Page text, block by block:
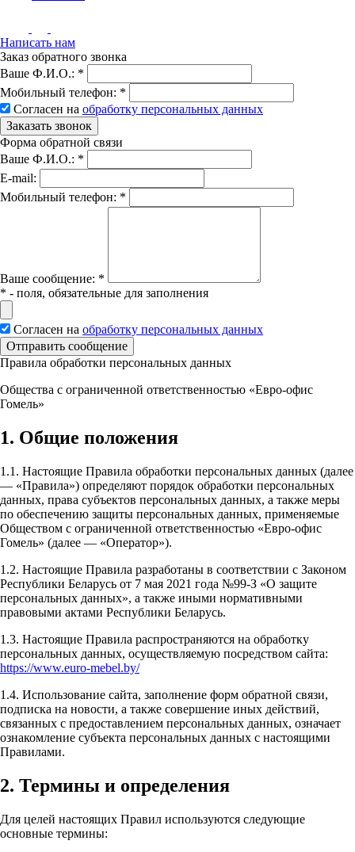
Написать нам
Заказ обратного звонка
Ваше Ф.И.О.: *
Мобильный телефон: *
Согласен на обработку персональных данных
Заказать звонок
Форма обратной связи
Ваше Ф.И.О.: *
E-mail:
Мобильный телефон: *
Вашe сообщение: *
* - поля, обязательные для заполнения
Согласен на обработку персональных данных
Отправить сообщение
Правила обработки персональных данных
Общества с ограниченной ответственностью «Евро-офис
Гомель»
1. Общие положения
1.1. Настоящие Правила обработки персональных данных (далее
— «Правила») определяют порядок обработки персональных
данных, права субъектов персональных данных, а также меры
по обеспечению защиты персональных данных, применяемые
Обществом с ограниченной ответственностью «Евро-офис
Гомель» (далее — «Оператор»).
1.2. Настоящие Правила разработаны в соответствии с Законом
Республики Беларусь от 7 мая 2021 года №99-З «О защите
персональных данных», а также иными нормативными
правовыми актами Республики Беларусь.
1.3. Настоящие Правила распространяются на обработку
персональных данных, осуществляемую посредством сайта:
https://www.euro-mebel.by/
1.4. Использование сайта, заполнение форм обратной связи,
подписка на новости, а также совершение иных действий,
связанных с предоставлением персональных данных, означает
ознакомление субъекта персональных данных с настоящими
Правилами.
2. Термины и определения
Для целей настоящих Правил используются следующие
основные термины: